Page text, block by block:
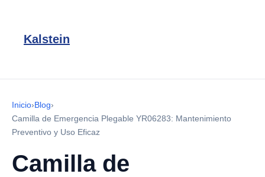
Kalstein
Inicio›Blog›
Camilla de Emergencia Plegable YR06283: Mantenimiento
Preventivo y Uso Eficaz
Camilla de